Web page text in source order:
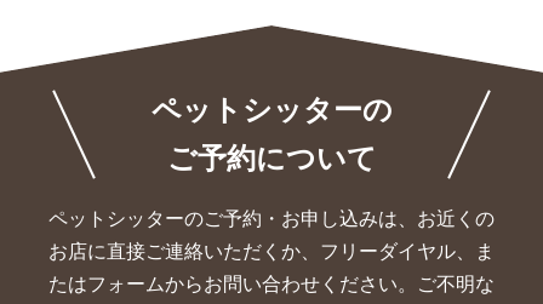
ペットシッターの
ご予約について
ペットシッターのご予約・お申し込みは、お近くの
お店に直接ご連絡いただくか、 フリーダイヤル、ま
たはフォームからお問い合わせください。ご不明な